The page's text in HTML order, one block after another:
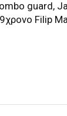
guard,
Filip